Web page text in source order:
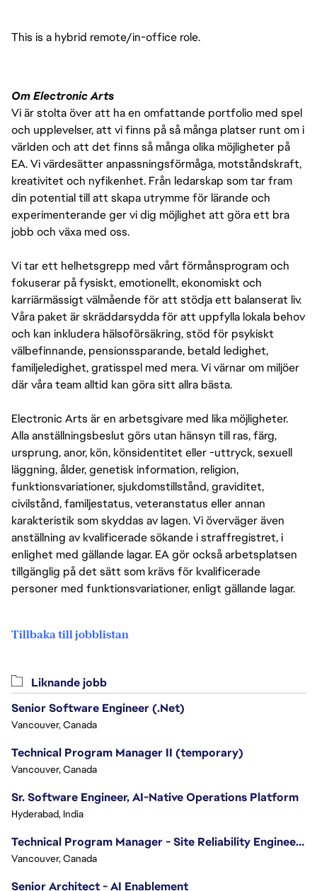
This is a hybrid remote/in-office role.
Om Electronic Arts
Vi är stolta över att ha en omfattande portfolio med spel
och upplevelser, att vi finns på så många platser runt om i
världen och att det finns så många olika möjligheter på
EA. Vi värdesätter anpassningsförmåga, motståndskraft,
kreativitet och nyfikenhet. Från ledarskap som tar fram
din potential till att skapa utrymme för lärande och
experimenterande ger vi dig möjlighet att göra ett bra
jobb och växa med oss.
Vi tar ett helhetsgrepp med vårt förmånsprogram och
fokuserar på fysiskt, emotionellt, ekonomiskt och
karriärmässigt välmående för att stödja ett balanserat liv.
Våra paket är skräddarsydda för att uppfylla lokala behov
och kan inkludera hälsoförsäkring, stöd för psykiskt
välbefinnande, pensionssparande, betald ledighet,
familjeledighet, gratisspel med mera. Vi värnar om miljöer
där våra team alltid kan göra sitt allra bästa.
Electronic Arts är en arbetsgivare med lika möjligheter.
Alla anställningsbeslut görs utan hänsyn till ras, färg,
ursprung, anor, kön, könsidentitet eller -uttryck, sexuell
läggning, ålder, genetisk information, religion,
funktionsvariationer, sjukdomstillstånd, graviditet,
civilstånd, familjestatus, veteranstatus eller annan
karakteristik som skyddas av lagen. Vi överväger även
anställning av kvalificerade sökande i straffregistret, i
enlighet med gällande lagar. EA gör också arbetsplatsen
tillgänglig på det sätt som krävs för kvalificerade
personer med funktionsvariationer, enligt gällande lagar.
Tillbaka till jobblistan
Liknande jobb
Senior Software Engineer (.Net)
Vancouver, Canada
Technical Program Manager II (temporary)
Vancouver, Canada
Sr. Software Engineer, AI-Native Operations Platform
Hyderabad, India
Technical Program Manager - Site Reliability Engineering (SRE)
Vancouver, Canada
Senior Architect - AI Enablement